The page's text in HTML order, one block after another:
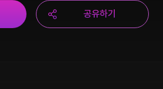
공유하기